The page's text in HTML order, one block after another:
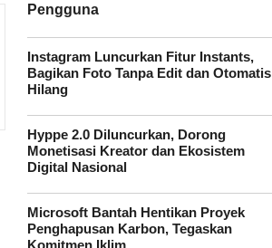
Pengguna
Instagram Luncurkan Fitur Instants,
Bagikan Foto Tanpa Edit dan Otomatis
Hilang
Hyppe 2.0 Diluncurkan, Dorong
Monetisasi Kreator dan Ekosistem
Digital Nasional
Microsoft Bantah Hentikan Proyek
Penghapusan Karbon, Tegaskan